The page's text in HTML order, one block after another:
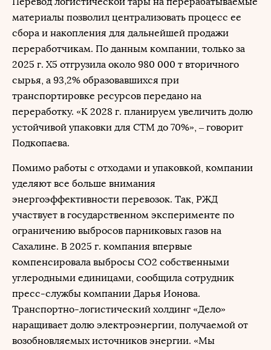
материалы позволил централизовать процесс ее
сбора и накопления для дальнейшей продажи
переработчикам. По данным компании, только за
2025 г. X5 отгрузила около 980 000 т вторичного
сырья, а 93,2% образовавшихся при
транспортировке ресурсов передано на
переработку. «К 2028 г. планируем увеличить долю
устойчивой упаковки для СТМ до 70%», – говорит
Подкопаева.
Помимо работы с отходами и упаковкой, компании
уделяют все больше внимания
энергоэффективности перевозок. Так, РЖД
участвует в государственном эксперименте по
ограничению выбросов парниковых газов на
Сахалине. В 2025 г. компания впервые
компенсировала выбросы CO2 собственными
углеродными единицами, сообщила сотрудник
пресс-службы компании Дарья Ионова.
Транспортно-логистический холдинг «Дело»
наращивает долю электроэнергии, получаемой от
возобновляемых источников энергии. «Мы